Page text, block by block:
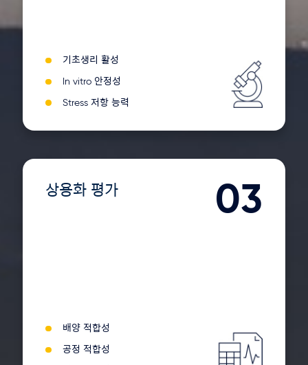
기초생리 활성
In vitro 안정성
Stress 저항 능력
03
상용화 평가
배양 적합성
공정 적합성